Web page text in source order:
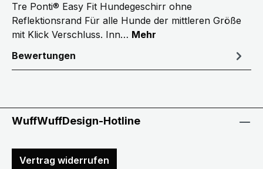
Tre Ponti® Easy Fit Hundegeschirr ohne
Reflektionsrand Für alle Hunde der mittleren Größe
mit Klick Verschluss. Inn… Mehr
Bewertungen
WuffWuffDesign-Hotline
Vertrag widerrufen